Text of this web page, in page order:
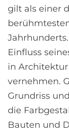
gilt als einer
Einfluss
in
vernehmen.
Grundriss
die
Bauten und